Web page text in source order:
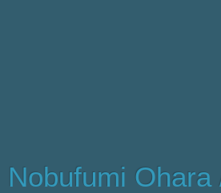
Nobufumi Ohara